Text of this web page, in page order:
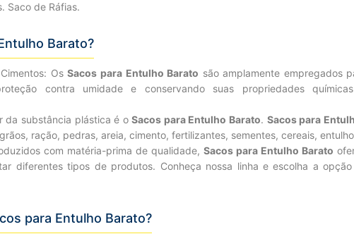
Saco de Ráfias.
Barato?
Cimentos: OsSacos para Entulho Barato são amplamente empregados
contra umidade e conservando suas propriedades
da substância plástica é oSacos para Entulho Barato. Sacos para
ração, pedras, areia, cimento, fertilizantes, sementes, cereais,
com matéria-prima de qualidade, Sacos para Entulho Barato
diferentes tipos de produtos. Conheça nossa linha e escolha a
para Entulho Barato?